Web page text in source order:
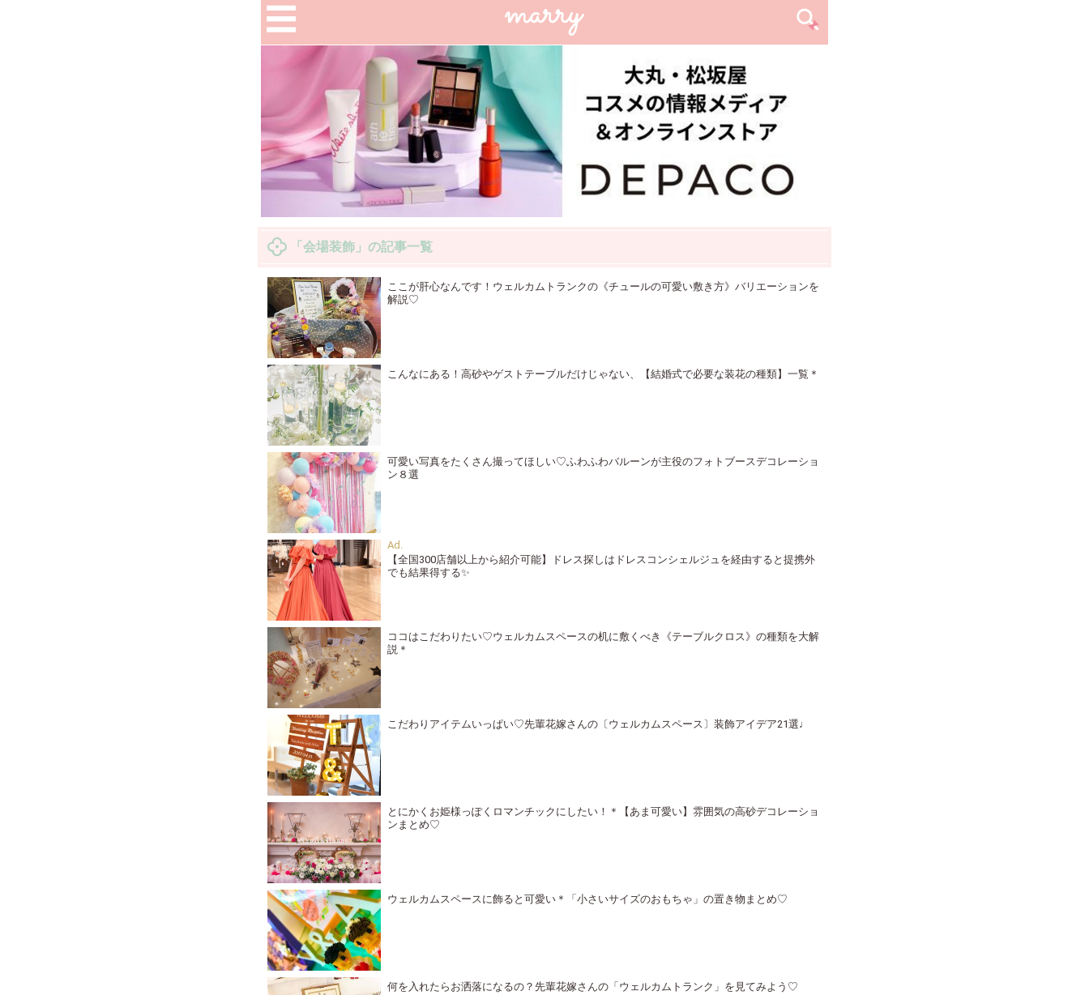
「会場装飾」の記事一覧
ここが肝心なんです！ウェルカムトランクの《チュールの可愛い敷き方》バリエーションを
解説♡
こんなにある！高砂やゲストテーブルだけじゃない、【結婚式で必要な装花の種類】一覧＊
可愛い写真をたくさん撮ってほしい♡ふわふわバルーンが主役のフォトブースデコレーショ
ン８選
【全国300店舗以上から紹介可能】ドレス探しはドレスコンシェルジュを経由すると提携外
でも結果得する✨
ココはこだわりたい♡ウェルカムスペースの机に敷くべき《テーブルクロス》の種類を大解
説＊
こだわりアイテムいっぱい♡先輩花嫁さんの〔ウェルカムスペース〕装飾アイデア21選♩
とにかくお姫様っぽくロマンチックにしたい！＊【あま可愛い】雰囲気の高砂デコレーショ
ンまとめ♡
ウェルカムスペースに飾ると可愛い＊「小さいサイズのおもちゃ」の置き物まとめ♡
何を入れたらお洒落になるの？先輩花嫁さんの「ウェルカムトランク」を見てみよう♡